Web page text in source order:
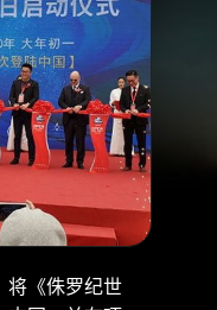
将《侏罗纪世